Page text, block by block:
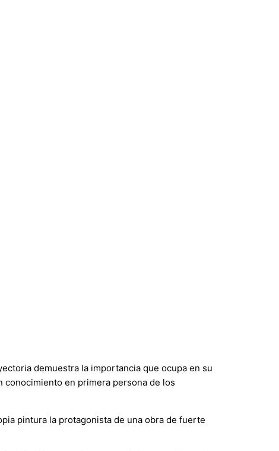
demuestra la importancia que ocupa en su
conocimiento en primera persona de los
pintura la protagonista de una obra de fuerte